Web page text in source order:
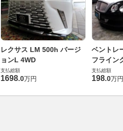
レクサス LM 500h バージ
ョンL 4WD
支払総額
1698.0万円
ベントレ
フライン
支払総額
198.0万円